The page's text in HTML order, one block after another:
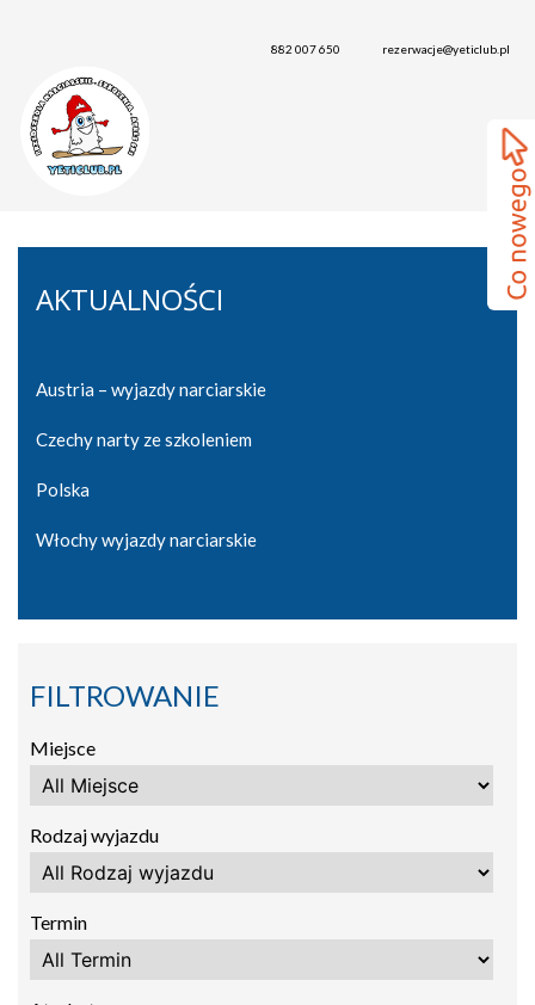
882 007 650 rezerwacje@yeticlub.pl
AKTUALNOŚCI
Austria – wyjazdy narciarskie
Czechy narty ze szkoleniem
Polska
Włochy wyjazdy narciarskie
FILTROWANIE
Miejsce
Rodzaj wyjazdu
Termin